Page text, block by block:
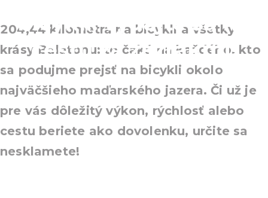
bicykli: vydajte sa na
cestu za zázrakmi!
204,44 kilometra na bicykli a všetky
krásy Balatonu: to čaká na každého, kto
sa podujme prejsť na bicykli okolo
najväčšieho maďarského jazera. Či už je
pre vás dôležitý výkon, rýchlosť alebo
cestu beriete ako dovolenku, určite sa
nesklamete!